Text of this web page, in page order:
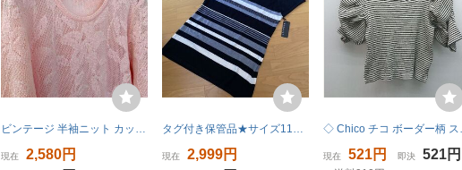
ビンテージ 半袖ニット カットソー 花柄 総柄 ピンク パフスリーブ レトロ L フェミニン ガーリー デート服 ボタニカル オシャレ
現在
2,580円
タグ付き保管品★サイズ11★RENAULT ボーダー 半袖 ニット ブラック 毛50% 柔らかい風合い 重ね着に
現在
2,999円
◇ Chico チコ ボ
現在 521円 即決 521円